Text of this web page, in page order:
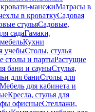
манежиМатрасы в
в кроваткуСадовая
стульяСадовые,
садаГамаки,
Кухни
учебыСтолы, стулья
столы и партыРастущие
бани и сауныСтулья,
для баниСтолы для
Мебель для кабинета и
Кресла, стулья для
офисныеСтеллажи,